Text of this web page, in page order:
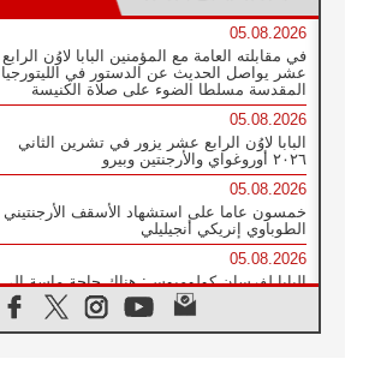
05.08.2026
في مقابلته العامة مع المؤمنين البابا لاوُن الرابع
عشر يواصل الحديث عن الدستور في الليتورجيا
المقدسة مسلطا الضوء على صلاة الكنيسة
05.08.2026
البابا لاوُن الرابع عشر يزور في تشرين الثاني
٢٠٢٦ أوروغواي والأرجنتين وبيرو
05.08.2026
خمسون عاما على استشهاد الأسقف الأرجنتيني
الطوباوي إنريكي أنجيليلي
05.08.2026
البابا لفرسان كولومبوس: هناك حاجة ماسة إلى
أنبياء تناغم يسعون إلى بناء الجسور
04.08.2026